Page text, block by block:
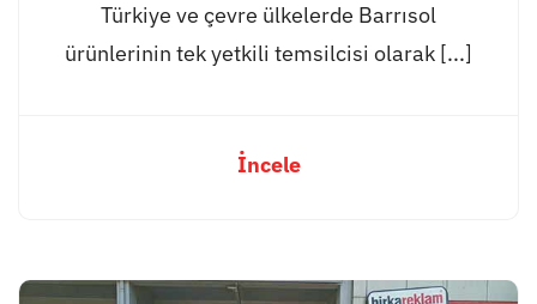
Türkiye ve çevre ülkelerde Barrısol
ürünlerinin tek yetkili temsilcisi olarak [...]
İncele